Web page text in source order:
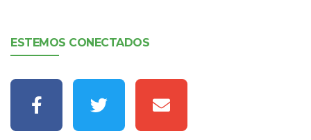
ESTEMOS CONECTADOS